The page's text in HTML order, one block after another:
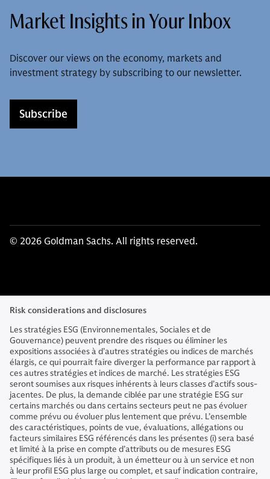
Market Insights in Your Inbox
Discover our views on the economy, markets and
investment strategy by subscribing to our newsletter.
Subscribe
© 2026 Goldman Sachs. All rights reserved.
Risk considerations and disclosures
Les stratégies ESG (Environnementales, Sociales et de
Gouvernance) peuvent prendre des risques ou éliminer les
expositions associées à d’autres stratégies ou indices de marchés
élargis, ce qui pourrait faire diverger la performance par rapport à
ces autres stratégies et indices de marché. Les stratégies ESG
seront soumises aux risques inhérents à leurs classes d’actifs sous-
jacentes. De plus, la demande ciblée par une stratégie ESG sur
certains marchés ou dans certains secteurs peut ne pas évoluer
comme prévu ou évoluer plus lentement que prévu. L’ensemble
des caractéristiques, points de vue, évaluations, allégations ou
facteurs similaires ESG référencés dans les présentes (i) sera basé
et limité à la prise en compte d’attributs ou de mesures ESG
spécifiques liés à un produit, à un émetteur ou à un service et non
à leur profil ESG plus large ou complet, et sauf indication contraire,